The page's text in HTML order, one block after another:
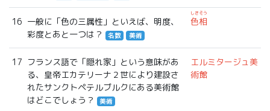
16 一般に「色の三属性」といえば、明度、
彩度とあと一つは？
名数 美術
色相
しきそう
17 フランス語で「隠れ家」という意味があ
る、皇帝エカテリーナ２世により建設さ
れたサンクトペテルブルクにある美術館
はどこでしょう？
美術
エルミタージュ美
術館